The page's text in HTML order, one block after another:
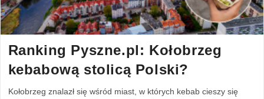
Ranking Pyszne.pl: Kołobrzeg
kebabową stolicą Polski?
Kołobrzeg znalazł się wśród miast, w których kebab cieszy się